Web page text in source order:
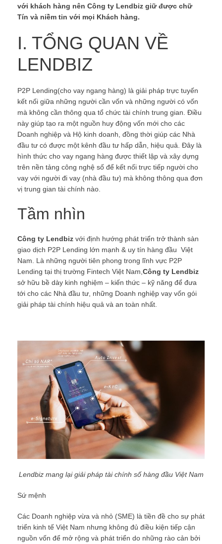
với khách hàng nên Công ty Lendbiz giữ được chữ
Tín và niềm tin với mọi Khách hàng.
I. TỔNG QUAN VỀ
LENDBIZ
P2P Lending(cho vay ngang hàng) là giải pháp trực tuyến
kết nối giữa những người cần vốn và những người có vốn
mà không cần thông qua tổ chức tài chính trung gian. Điều
này giúp tạo ra một nguồn huy động vốn mới cho các
Doanh nghiệp và Hộ kinh doanh, đồng thời giúp các Nhà
đầu tư có được một kênh đầu tư hấp dẫn, hiệu quả. Đây là
hình thức cho vay ngang hàng được thiết lập và xây dựng
trên nền tảng công nghệ số để kết nối trực tiếp người cho
vay với người đi vay (nhà đầu tư) mà không thông qua đơn
vị trung gian tài chính nào.
Tầm nhìn
Công ty Lendbiz với định hướng phát triển trở thành sàn
giao dịch P2P Lending lớn mạnh & uy tín hàng đầu Việt
Nam. Là những người tiên phong trong lĩnh vực P2P
Lending tại thị trường Fintech Việt Nam, Công ty Lendbiz
sở hữu bề dày kinh nghiệm – kiến thức – kỹ năng để đưa
tới cho các Nhà đầu tư, những Doanh nghiệp vay vốn gói
giải pháp tài chính hiệu quả và an toàn nhất.
Lendbiz mang lại giải pháp tài chính số hàng đầu Việt Nam
Sứ mệnh
Các Doanh nghiệp vừa và nhỏ (SME) là tiền đề cho sự phát
triển kinh tế Việt Nam nhưng không đủ điều kiện tiếp cận
nguồn vốn để mở rộng và phát triển do những rào cản bởi